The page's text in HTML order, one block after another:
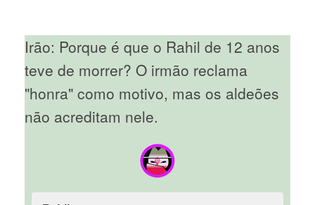
Irão: Porque é que o Rahil de 12 anos
teve de morrer? O irmão reclama
"honra" como motivo, mas os aldeões
não acreditam nele.